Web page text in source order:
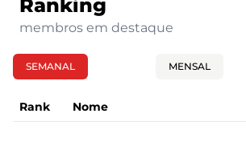
Ranking
membros em destaque
SEMANAL MENSAL
Rank Nome